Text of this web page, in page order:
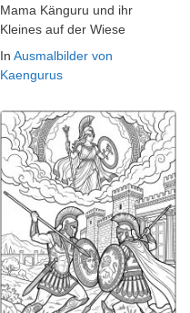
Mama Känguru und ihr
Kleines auf der Wiese
In Ausmalbilder von
Kaengurus